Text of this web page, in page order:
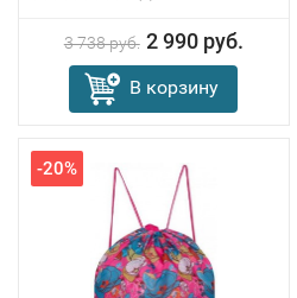
3 738 руб. 2 990 руб.
В корзину
-20%